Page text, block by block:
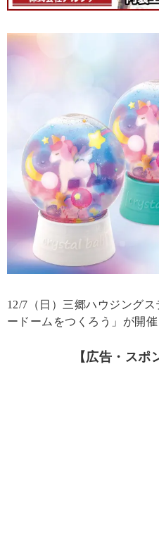
12/7（日）三郷ハウジング
ードームをつくろう」が開催
【広告・スポ